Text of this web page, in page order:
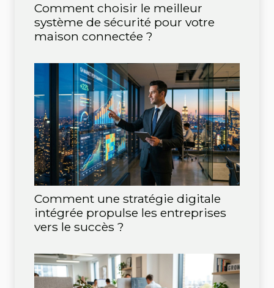
Comment choisir le meilleur
système de sécurité pour votre
maison connectée ?
Comment une stratégie digitale
intégrée propulse les entreprises
vers le succès ?